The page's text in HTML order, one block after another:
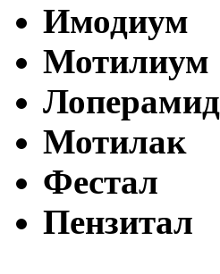
Имодиум
Мотилиум
Лоперамид
Мотилак
Фестал
Пензитал